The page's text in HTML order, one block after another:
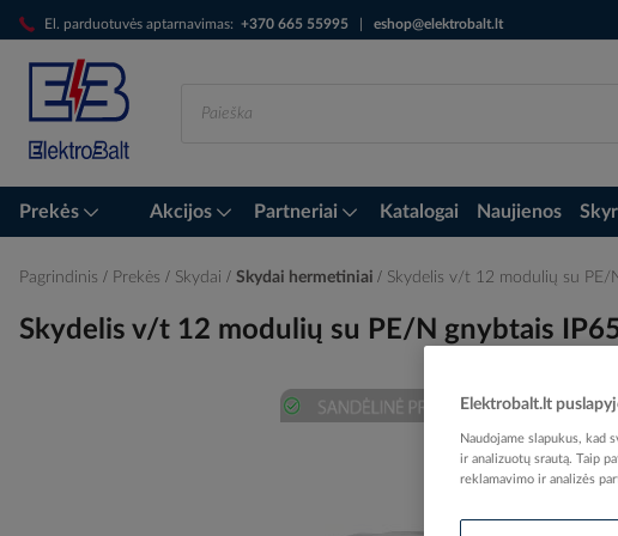
El. parduotuvės aptarnavimas: +370 665 55995 eshop@elektrobalt.lt
Skip
to
Content
Prekės Akcijos Partneriai Katalogai Naujienos
Pagrindinis Prekės Skydai Skydai hermetiniai Skydelis v/t 12 modulių su PE/
Skydelis v/t 12 modulių su PE/N gnybtais IP65
Elektrobalt.lt
Naudojame slapukus, kad
ir analizuotų srautą. Taip
reklamavimo ir analizės